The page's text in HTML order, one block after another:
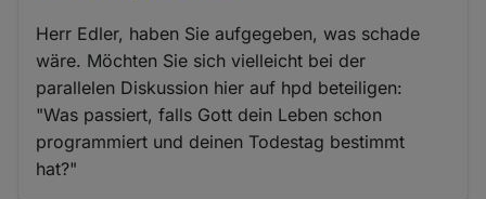
Herr Edler, haben Sie aufgegeben, was schade
wäre. Möchten Sie sich vielleicht bei der
parallelen Diskussion hier auf hpd beteiligen:
"Was passiert, falls Gott dein Leben schon
programmiert und deinen Todestag bestimmt
hat?"